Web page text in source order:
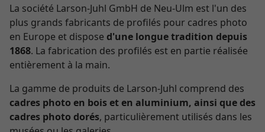
La société Larson-Juhl GmbH de Neu-Ulm est l'un des
plus grands fabricants de profilés pour cadres photo
en Europe et dispose d'une longue tradition depuis
1868. La fabrication des profilés est en partie réalisée
entièrement à la main.
La gamme de produits de Larson-Juhl comprend des
cadres photo en bois et en aluminium, ainsi que des
cadres photo dorés, particulièrement utilisés dans les